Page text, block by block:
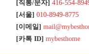
[직통/문자] 416-554-
[서울] 010-8949-8775
[이메일]
[카톡 ID] mybesthome